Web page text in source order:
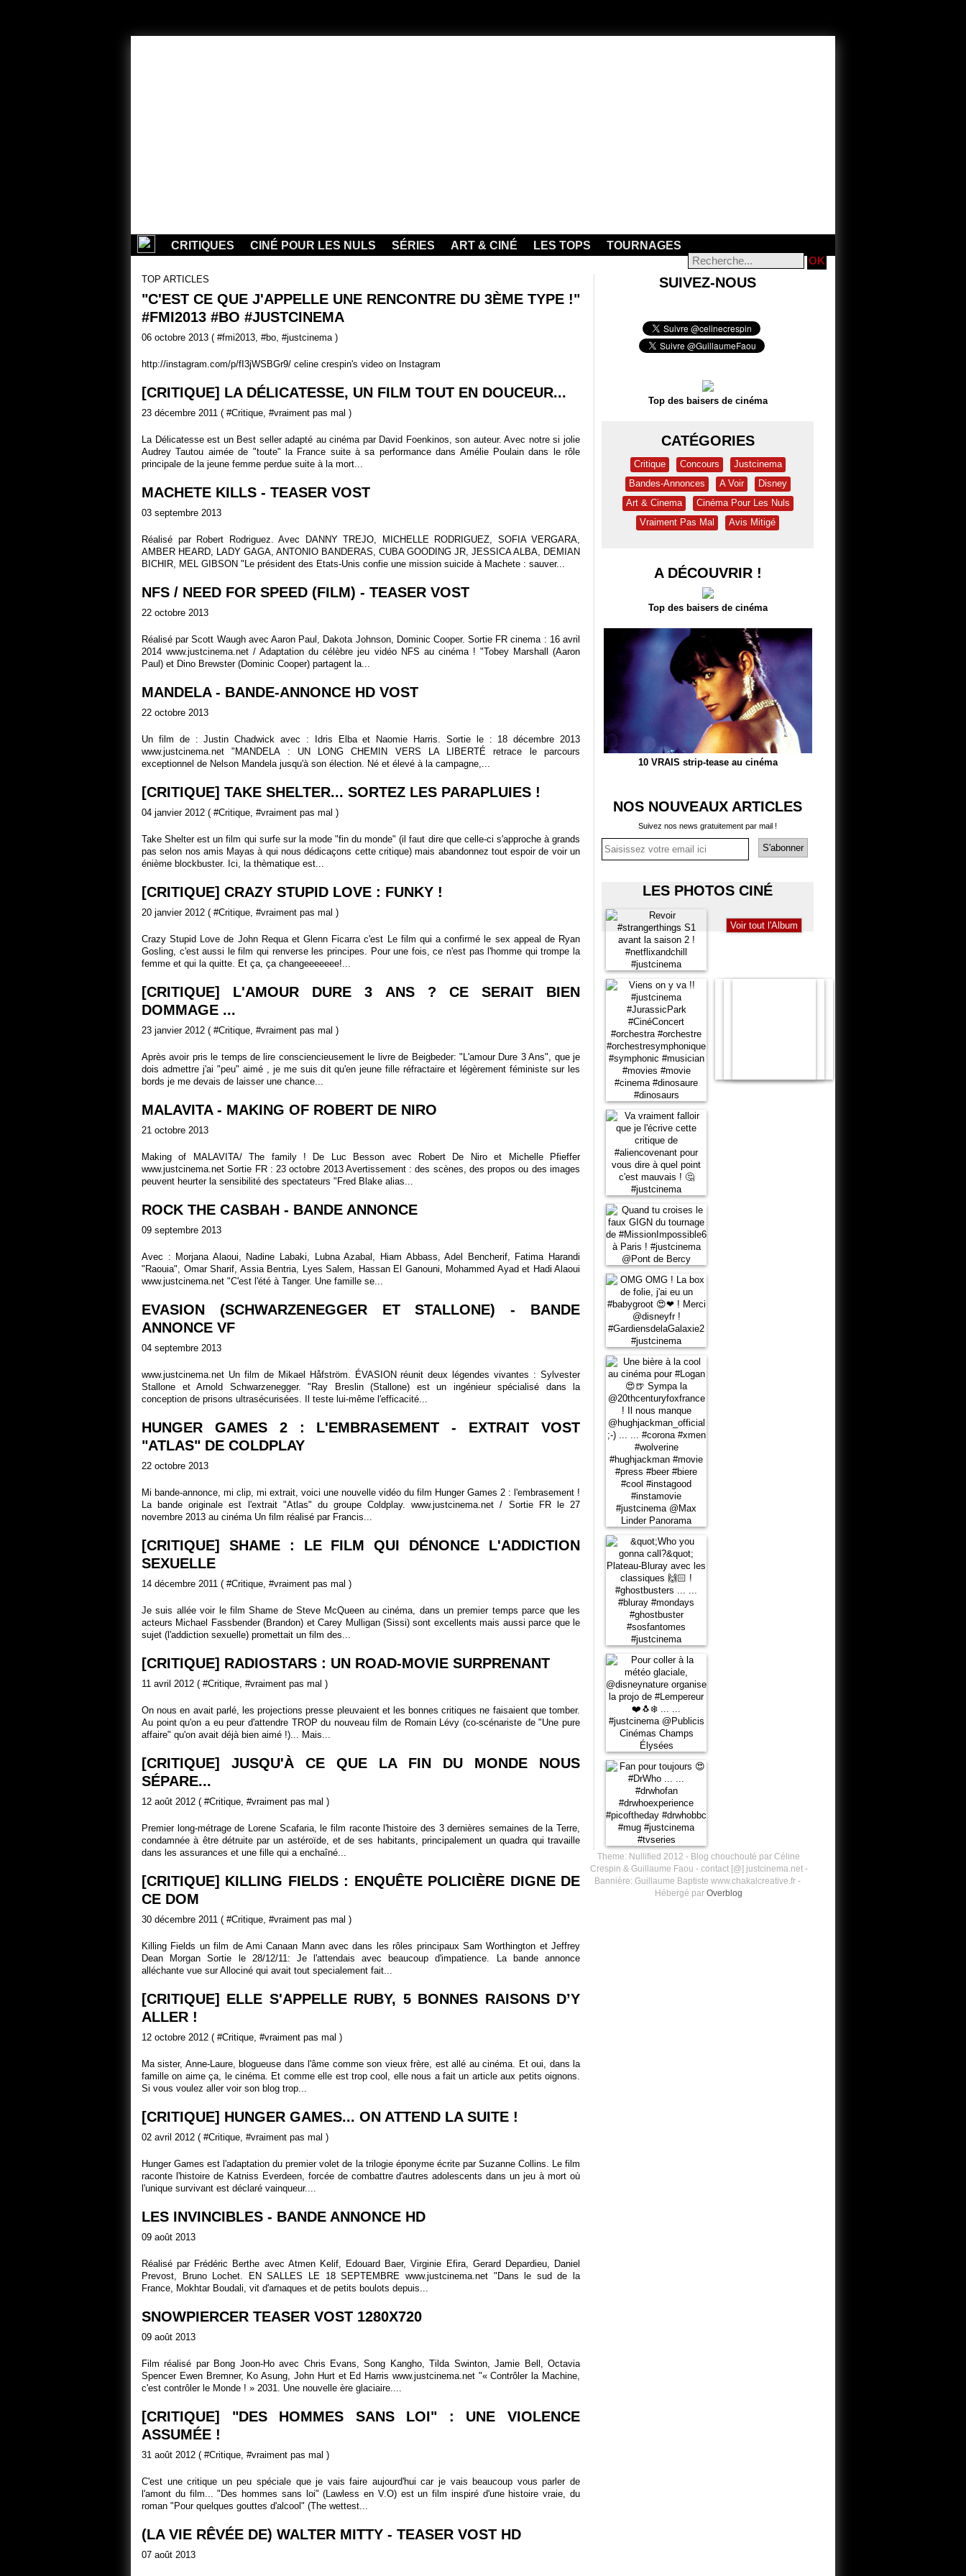
CRITIQUES CINÉ POUR LES NULS SÉRIES ART & CINÉ LES TOPS TOURNAGES
TOP ARTICLES
"C'EST CE QUE J'APPELLE UNE RENCONTRE DU 3ÈME TYPE !"
#FMI2013 #BO #JUSTCINEMA
06 octobre 2013 ( #fmi2013, #bo, #justcinema)
http://instagram.com/p/fI3jWSBGr9/ celine crespin's video on Instagram
[CRITIQUE] LA DÉLICATESSE, UN FILM TOUT EN DOUCEUR...
23 décembre 2011 ( #Critique, #vraiment pas mal )
La Délicatesse est un Best seller adapté au cinéma par David Foenkinos, son auteur. Avec notre si jolie
Audrey Tautou aimée de "toute" la France suite à sa performance dans Amélie Poulain dans le rôle
principale de la jeune femme perdue suite à la mort...
MACHETE KILLS - TEASER VOST
03 septembre 2013
Réalisé par Robert Rodriguez. Avec DANNY TREJO, MICHELLE RODRIGUEZ, SOFIA VERGARA,
AMBER HEARD, LADY GAGA, ANTONIO BANDERAS, CUBA GOODING JR, JESSICA ALBA, DEMIAN
BICHIR, MEL GIBSON "Le président des Etats-Unis confie une mission suicide à Machete : sauver...
NFS / NEED FOR SPEED (FILM) - TEASER VOST
22 octobre 2013
Réalisé par Scott Waugh avec Aaron Paul, Dakota Johnson, Dominic Cooper. Sortie FR cinema : 16 avril
2014 www.justcinema.net / Adaptation du célèbre jeu vidéo NFS au cinéma ! "Tobey Marshall (Aaron
Paul) et Dino Brewster (Dominic Cooper) partagent la...
MANDELA - BANDE-ANNONCE HD VOST
22 octobre 2013
Un film de : Justin Chadwick avec : Idris Elba et Naomie Harris. Sortie le : 18 décembre 2013
www.justcinema.net "MANDELA : UN LONG CHEMIN VERS LA LIBERTÉ retrace le parcours
exceptionnel de Nelson Mandela jusqu'à son élection. Né et élevé à la campagne,...
[CRITIQUE] TAKE SHELTER... SORTEZ LES PARAPLUIES !
04 janvier 2012 ( #Critique, #vraiment pas mal )
Take Shelter est un film qui surfe sur la mode "fin du monde" (il faut dire que celle-ci s'approche à grands
pas selon nos amis Mayas à qui nous dédicaçons cette critique) mais abandonnez tout espoir de voir un
énième blockbuster. Ici, la thèmatique est...
[CRITIQUE] CRAZY STUPID LOVE : FUNKY !
20 janvier 2012 ( #Critique, #vraiment pas mal )
Crazy Stupid Love de John Requa et Glenn Ficarra c'est Le film qui a confirmé le sex appeal de Ryan
Gosling, c'est aussi le film qui renverse les principes. Pour une fois, ce n'est pas l'homme qui trompe la
femme et qui la quitte. Et ça, ça changeeeeeee!...
[CRITIQUE] L'AMOUR DURE 3 ANS ? CE SERAIT BIEN
DOMMAGE ...
23 janvier 2012 ( #Critique, #vraiment pas mal )
Après avoir pris le temps de lire consciencieusement le livre de Beigbeder: "L'amour Dure 3 Ans", que je
dois admettre j'ai "peu" aimé , je me suis dit qu'en jeune fille réfractaire et légèrement féministe sur les
bords je me devais de laisser une chance...
MALAVITA - MAKING OF ROBERT DE NIRO
21 octobre 2013
Making of MALAVITA/ The family ! De Luc Besson avec Robert De Niro et Michelle Pfieffer
www.justcinema.net Sortie FR : 23 octobre 2013 Avertissement : des scènes, des propos ou des images
peuvent heurter la sensibilité des spectateurs "Fred Blake alias...
ROCK THE CASBAH - BANDE ANNONCE
09 septembre 2013
Avec : Morjana Alaoui, Nadine Labaki, Lubna Azabal, Hiam Abbass, Adel Bencherif, Fatima Harandi
"Raouia", Omar Sharif, Assia Bentria, Lyes Salem, Hassan El Ganouni, Mohammed Ayad et Hadi Alaoui
www.justcinema.net "C'est l'été à Tanger. Une famille se...
EVASION (SCHWARZENEGGER ET STALLONE) - BANDE
ANNONCE VF
04 septembre 2013
www.justcinema.net Un film de Mikael Håfström. ÉVASION réunit deux légendes vivantes : Sylvester
Stallone et Arnold Schwarzenegger. "Ray Breslin (Stallone) est un ingénieur spécialisé dans la
conception de prisons ultrasécurisées. Il teste lui-même l'efficacité...
HUNGER GAMES 2 : L'EMBRASEMENT - EXTRAIT VOST
"ATLAS" DE COLDPLAY
22 octobre 2013
Mi bande-annonce, mi clip, mi extrait, voici une nouvelle vidéo du film Hunger Games 2 : l'embrasement !
La bande originale est l'extrait "Atlas" du groupe Coldplay. www.justcinema.net / Sortie FR le 27
novembre 2013 au cinéma Un film réalisé par Francis...
[CRITIQUE] SHAME : LE FILM QUI DÉNONCE L'ADDICTION
SEXUELLE
14 décembre 2011 ( #Critique, #vraiment pas mal )
Je suis allée voir le film Shame de Steve McQueen au cinéma, dans un premier temps parce que les
acteurs Michael Fassbender (Brandon) et Carey Mulligan (Sissi) sont excellents mais aussi parce que le
sujet (l'addiction sexuelle) promettait un film des...
[CRITIQUE] RADIOSTARS : UN ROAD-MOVIE SURPRENANT
11 avril 2012 ( #Critique, #vraiment pas mal )
On nous en avait parlé, les projections presse pleuvaient et les bonnes critiques ne faisaient que tomber.
Au point qu'on a eu peur d'attendre TROP du nouveau film de Romain Lévy (co-scénariste de "Une pure
affaire" qu'on avait déjà bien aimé !)... Mais...
[CRITIQUE] JUSQU'À CE QUE LA FIN DU MONDE NOUS
SÉPARE...
12 août 2012 ( #Critique, #vraiment pas mal )
Premier long-métrage de Lorene Scafaria, le film raconte l'histoire des 3 dernières semaines de la Terre,
condamnée à être détruite par un astéroïde, et de ses habitants, principalement un quadra qui travaille
dans les assurances et une fille qui a enchaîné...
[CRITIQUE] KILLING FIELDS : ENQUÊTE POLICIÈRE DIGNE DE
CE DOM
30 décembre 2011 ( #Critique, #vraiment pas mal )
Killing Fields un film de Ami Canaan Mann avec dans les rôles principaux Sam Worthington et Jeffrey
Dean Morgan Sortie le 28/12/11: Je l'attendais avec beaucoup d'impatience. La bande annonce
alléchante vue sur Allociné qui avait tout specialement fait...
[CRITIQUE] ELLE S'APPELLE RUBY, 5 BONNES RAISONS D’Y
ALLER !
12 octobre 2012 ( #Critique, #vraiment pas mal )
Ma sister, Anne-Laure, blogueuse dans l'âme comme son vieux frère, est allé au cinéma. Et oui, dans la
famille on aime ça, le cinéma. Et comme elle est trop cool, elle nous a fait un article aux petits oignons.
Si vous voulez aller voir son blog trop...
[CRITIQUE] HUNGER GAMES... ON ATTEND LA SUITE !
02 avril 2012 ( #Critique, #vraiment pas mal )
Hunger Games est l'adaptation du premier volet de la trilogie éponyme écrite par Suzanne Collins. Le film
raconte l'histoire de Katniss Everdeen, forcée de combattre d'autres adolescents dans un jeu à mort où
l'unique survivant est déclaré vainqueur....
LES INVINCIBLES - BANDE ANNONCE HD
09 août 2013
Réalisé par Frédéric Berthe avec Atmen Kelif, Edouard Baer, Virginie Efira, Gerard Depardieu, Daniel
Prevost, Bruno Lochet. EN SALLES LE 18 SEPTEMBRE www.justcinema.net "Dans le sud de la
France, Mokhtar Boudali, vit d'arnaques et de petits boulots depuis...
SNOWPIERCER TEASER VOST 1280X720
09 août 2013
Film réalisé par Bong Joon-Ho avec Chris Evans, Song Kangho, Tilda Swinton, Jamie Bell, Octavia
Spencer Ewen Bremner, Ko Asung, John Hurt et Ed Harris www.justcinema.net "« Contrôler la Machine,
c'est contrôler le Monde ! » 2031. Une nouvelle ère glaciaire....
[CRITIQUE] "DES HOMMES SANS LOI" : UNE VIOLENCE
ASSUMÉE !
31 août 2012 ( #Critique, #vraiment pas mal )
C'est une critique un peu spéciale que je vais faire aujourd'hui car je vais beaucoup vous parler de
l'amont du film... "Des hommes sans loi" (Lawless en V.O) est un film inspiré d'une histoire vraie, du
roman "Pour quelques gouttes d'alcool" (The wettest...
(LA VIE RÊVÉE DE) WALTER MITTY - TEASER VOST HD
07 août 2013
SUIVEZ-NOUS
Top des baisers de cinéma
CATÉGORIES
Critique Concours
Justcinema
Bandes-Annonces
A Voir
Disney
Art & Cinema
Cinéma Pour Les Nuls
Vraiment Pas Mal
Avis Mitigé
A DÉCOUVRIR !
Top des baisers de cinéma
10 VRAIS strip-tease au cinéma
NOS NOUVEAUX ARTICLES
Suivez nos news gratuitement par mail !
LES PHOTOS CINÉ
Voir tout l'Album
Theme: Nullified 2012 - Blog chouchouté par Céline
Crespin & Guillaume Faou - contact [@] justcinema.net -
Bannière: Guillaume Baptiste www.chakalcreative.fr -
Hébergé par Overblog